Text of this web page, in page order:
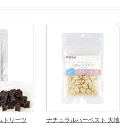
トリーツ
ナチュラルハーベスト 大地